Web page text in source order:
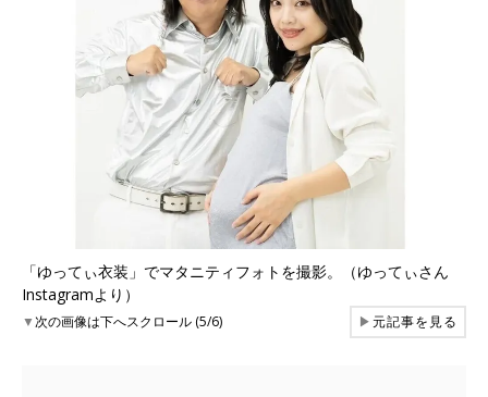
「ゆってぃ衣装」でマタニティフォトを撮影。（ゆってぃさん
Instagramより）
▼次の画像は下へスクロール (5/6) ▶元記事を見る